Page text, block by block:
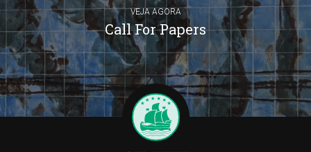
VEJA AGORA
Call For Papers